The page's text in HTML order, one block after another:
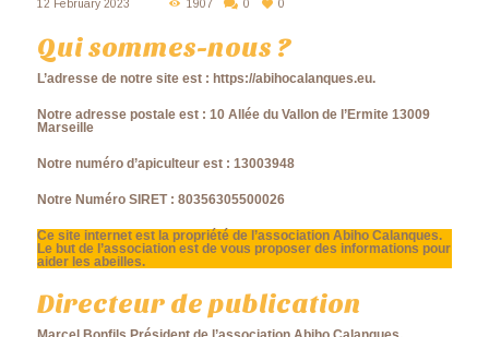
12 February 2023 1907 0 0
Qui sommes-nous ?
L’adresse de notre site est : https://abihocalanques.eu.
Notre adresse postale est : 10 Allée du Vallon de l’Ermite 13009
Marseille
Notre numéro d’apiculteur est : 13003948
Notre Numéro SIRET : 80356305500026
Ce site internet est la propriété de l’association Abiho Calanques.
Le but de l’association est de vous proposer des informations pour
aider les abeilles.
Directeur de publication